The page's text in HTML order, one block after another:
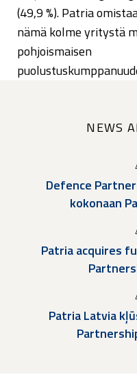
(49,9 %). Patria
nämä kolme yritystä
pohjoismaisen
NEWS
Defence
kokonaan
Patria acquires
Patria Latvia